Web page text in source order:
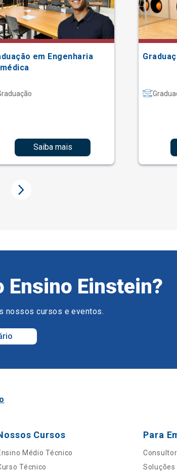
em Engenharia
Saiba mais
Ensino Einstein?
nossos cursos e eventos.
Cursos
Médio Técnico
Técnico
Para